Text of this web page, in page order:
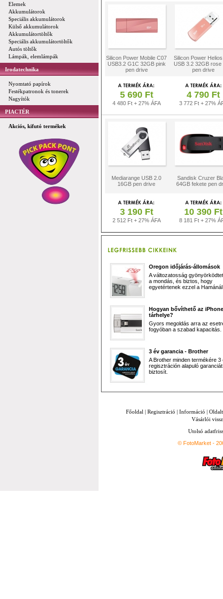
Elemek
Akkumulátorok
Speciális akkumulátorok
Külső akkumulátorok
Akkumulátortöltők
Speciális akkumulátortöltők
Autós töltők
Lámpák, elemlámpák
Irodatechnika
Nyomtató papírok
Festékpatronok és tonerek
Nagyítók
PIACTÉR
Akciós, kifutó termékek
Silicon Power Mobile C07
USB3.2 G1C 32GB pink
pen drive
Silicon Power
USB 3.2 32GB rose
pen drive
5 690 Ft
4 480 Ft + 27% ÁFA
4 790 Ft
3 772 Ft + 27%
Mediarange USB 2.0
16GB pen drive
Sandisk Cruzer
64GB fekete pen
3 190 Ft
2 512 Ft + 27% ÁFA
10 390 Ft
8 181 Ft + 27%
Oregon időjárás-állomások
A változatosság
a mondás, és biztos, hogy
egyetértenek ezzel a
Hogyan bővíthető az iPhone
tárhelye?
Gyors megoldás arra az
fogyóban a szabad kapacitás.
3 év garancia - Brother
A Brother minden termékére 3
regisztráción alapuló garanciát
biztosít.
Főoldal | Regisztráció | Információ |
Vásárlói
Utolsó
© FotoMarket -